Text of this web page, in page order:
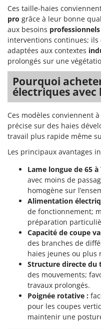
MOSA
MOVA
Mowox
MTD
N
New O.M.R.A.
Nilfisk
Ninja
Novatec
Novital
NuAir
NuovaFac
Officine Savioli
Oliviero
Olix
OMA
Omas
Ompagrill
Ooni
Oriental Koshin
Outdoorchef
Ces taille-haies
pro grâce à leur bonne
aux besoins professionnels
interventions continues;
adaptées aux contextes
prolongés sur une
Pourquoi
électriques avec
Ces modèles conviennent
précise sur des haies
travail plus rapide même
Les principaux avantages
Lame longue de 65 à
avec moins de
homogène sur
Alimentation
de fonctionnement;
préparation
Capacité de coupe
des branches de
haies jeunes ou plus
Structure directe du
des mouvements;
travaux prolongés.
Poignée rotative :
pour les coupes
maintenir une